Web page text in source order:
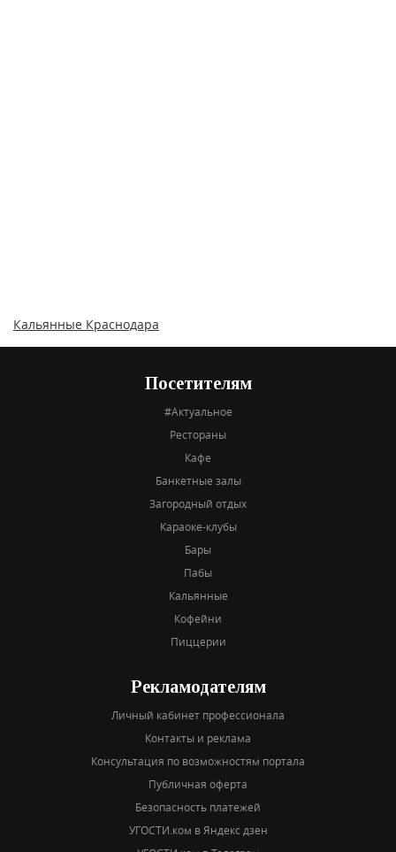
Кальянные Краснодара
Посетителям
#Актуальное
Рестораны
Кафе
Банкетные залы
Загородный отдых
Караоке-клубы
Бары
Пабы
Кальянные
Кофейни
Пиццерии
Рекламодателям
Личный кабинет профессионала
Контакты и реклама
Консультация по возможностям портала
Публичная оферта
Безопасность платежей
УГОСТИ.ком в Яндекс дзен